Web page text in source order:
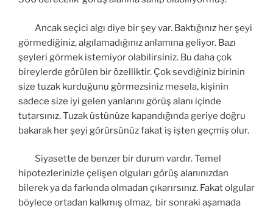
Ancak seçici algı diye bir şey var. Baktığınız her şeyi
görmediğiniz, algılamadığınız anlamına geliyor. Bazı
şeyleri görmek istemiyor olabilirsiniz. Bu daha çok
bireylerde görülen bir özelliktir. Çok sevdiğiniz birinin
size tuzak kurduğunu görmezsiniz mesela, kişinin
sadece size iyi gelen yanlarını görüş alanı içinde
tutarsınız. Tuzak üstünüze kapandığında geriye doğru
bakarak her şeyi görürsünüz fakat iş işten geçmiş olur.
Siyasette de benzer bir durum vardır. Temel
hipotezlerinizle çelişen olguları görüş alanınızdan
bilerek ya da farkında olmadan çıkarırsınız. Fakat olgular
böylece ortadan kalkmış olmaz, bir sonraki aşamada